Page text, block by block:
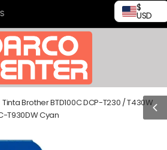
$
USD
Tinta Brother BTD100C DCP-T230 / T430W
T930DW Cyan